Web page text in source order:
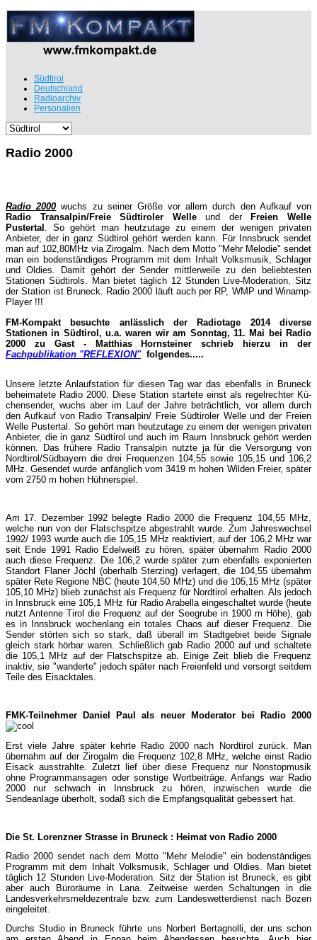
Südtirol
Deutschland
Radioarchiv
Personalien
Radio 2000
Radio 2000 wuchs zu seiner Größe vor allem durch den Aufkauf von
Radio Transalpin/Freie Südtiroler Welleund der
Freien Welle
Pustertal
. So gehört man heutzutage zu einem der wenigen privaten
Anbieter, der in ganz Südtirol gehört werden kann. Für Innsbruck sendet
man auf 102,80MHz via Zirogalm. Nach dem Motto "Mehr Melodie" sendet
man ein bodenständiges Programm mit dem Inhalt Volksmusik, Schlager
und Oldies. Damit gehört der Sender mittlerweile zu den beliebtesten
Stationen Südtirols. Man bietet täglich 12 Stunden Live-Moderation. Sitz
der Station ist Bruneck. Radio 2000 läuft auch per RP, WMP und Winamp-
Player !!!
FM-Kompakt besuchte anlässlich der Radiotage 2014 diverse
Stationen in Südtirol, u.a. waren wir am Sonntag, 11. Mai bei Radio
2000 zu Gast - Matthias Hornsteiner schrieb hierzu in der
Fachpublikation "REFLEXION"folgendes.....
Unsere letzte Anlaufstation für diesen Tag war das ebenfalls in Bruneck
beheimatete Radio 2000. Die­se Station startete einst als regelrechter Kü­
chen­sender, wuchs aber im Lauf der Jahre beträchtlich, vor allem durch
den Aufkauf von Radio Trans­alpin/ Freie Südtiroler Welle und der Freien
Welle Puster­tal. So gehört man heutzutage zu einem der weni­gen privaten
Anbieter, die in ganz Südtirol und auch im Raum Innsbruck gehört werden
können. Das frühere Radio Transalpin nutzte ja für die Versor­gung von
Nordtirol/Südbayern die drei Frequenzen 104,55 sowie 105,15 und 106,2
MHz. Gesendet wur­­de anfänglich vom 3419 m hohen Wilden Freier, später
vom 2750 m hohen Hühnerspiel.
Am 17. Dezember 1992 belegte Radio 2000 die Fre­quenz 104,55 MHz,
welche nun von der Flatsch­spitze abgestrahlt wurde. Zum Jahreswechsel
1992/ 1993 wurde auch die 105,15 MHz reaktiviert, auf der 106,2 MHz war
seit Ende 1991 Radio Edelweiß zu hören, später übernahm Radio 2000
auch diese Frequenz. Die 106,2 wurde später zum ebenfalls ex­po­nierten
Standort Flaner Jöchl (oberhalb Ster­zing) verlagert, die 104,55 übernahm
später Rete Regione NBC (heute 104,50 MHz) und die 105,15 MHz (später
105,10 MHz) blieb zunächst als Fre­quenz für Nordtirol erhalten. Als jedoch
in Innsbruck eine 105,1 MHz für Radio Arabella eingeschaltet wurde (heute
nutzt Antenne Tirol die Frequenz auf der Seegrube in 1900 m Höhe), gab
es in Innsbruck wochenlang ein totales Chaos auf dieser Frequenz. Die
Sender störten sich so stark, daß überall im Stadtgebiet beide Signale
gleich stark hörbar wa­ren. Schließlich gab Radio 2000 auf und schaltete
die 105,1 MHz auf der Flatschspitze ab. Einige Zeit blieb die Frequenz
inaktiv, sie "wanderte" jedoch später nach Freienfeld und versorgt seitdem
Teile des Eisacktales.
FMK-Teilnehmer Daniel Paul als neuer Moderator bei Radio 2000
Erst viele Jahre später kehrte Radio 2000 nach Nord­tirol zurück. Man
übernahm auf der Zirogalm die Frequenz 102,8 MHz, welche einst Radio
Eisack ausstrahlte. Zuletzt lief über diese Frequenz nur Non­stopmusik
ohne Programmansagen oder son­sti­ge Wortbeiträge. Anfangs war Radio
2000 nur schwach in Innsbruck zu hören, inzwischen wurde die
Sendeanlage überholt, sodaß sich die Emp­fangs­qualität gebessert hat.
Die St. Lorenzner Strasse in Bruneck : Heimat von Radio 2000
Radio 2000 sendet nach dem Motto "Mehr Melodie" ein bodenständiges
Programm mit dem Inhalt Volks­musik, Schlager und Oldies. Man bietet
täglich 12 Stunden Live-Moderation. Sitz der Station ist Brun­eck, es gibt
aber auch Büroräume in Lana. Zeit­­weise werden Schaltungen in die
Landes­ver­kehrs­meldezentrale bzw. zum Landeswetterdienst nach Bozen
eingeleitet.
Durchs Studio in Bruneck führte uns Norbert Berta­gnolli, der uns schon